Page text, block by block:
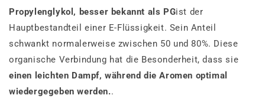
Propylenglykol, besser bekannt als PGist der
Hauptbestandteil einer E-Flüssigkeit. Sein Anteil
schwankt normalerweise zwischen 50 und 80%. Diese
organische Verbindung hat die Besonderheit, dass sie
einen leichten Dampf, während die Aromen optimal
wiedergegeben werden..